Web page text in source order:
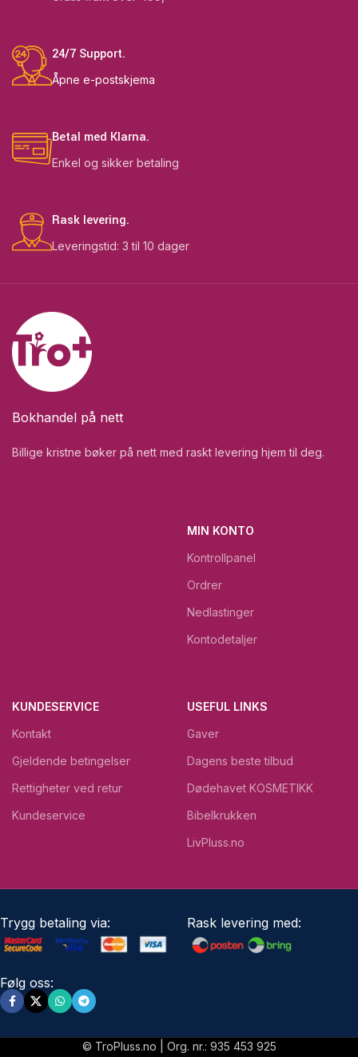
24/7 Support.
Åpne e-postskjema
Betal med Klarna.
Enkel og sikker betaling
Rask levering.
Leveringstid: 3 til 10 dager
Bokhandel på nett
Billige kristne bøker på nett med raskt levering hjem til deg.
MIN KONTO
Kontrollpanel
Ordrer
Nedlastinger
Kontodetaljer
KUNDESERVICE
Kontakt
Gjeldende betingelser
Rettigheter ved retur
Kundeservice
USEFUL LINKS
Gaver
Dagens beste tilbud
Dødehavet KOSMETIKK
Bibelkrukken
LivPluss.no
Trygg betaling via: Rask levering med:
Følg oss:
© TroPluss.no | Org. nr.: 935 453 925